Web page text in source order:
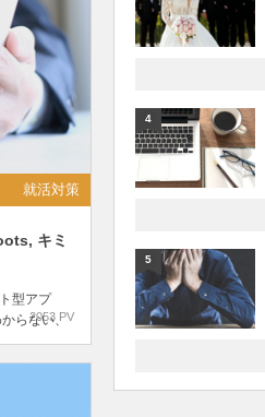
就活対策
キミ
型アプ
らない、
人気の逆
2053 PV
4
5